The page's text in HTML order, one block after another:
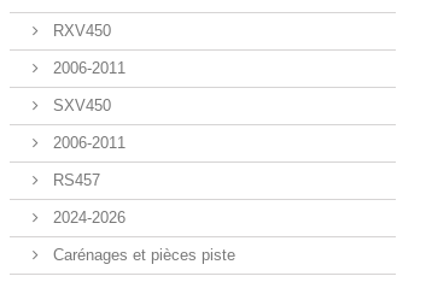
RXV450
2006-2011
SXV450
2006-2011
RS457
2024-2026
Carénages et pièces piste